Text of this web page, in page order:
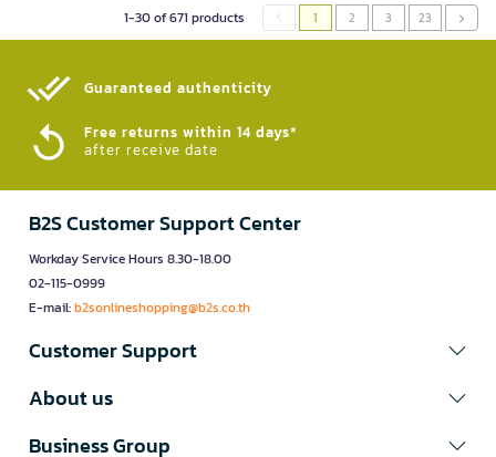
1-30 of 671 products 1 2 3 23
Guaranteed authenticity​
Free returns within 14 days*
after receive date
B2S Customer Support Center
Workday Service Hours 8.30-18.00
02-115-0999
E-mail:b2sonlineshopping@b2s.co.th
Customer Support
About us
Business Group